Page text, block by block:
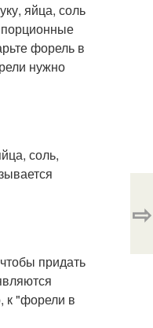
яйца, соль
порционные
форель в
нужно
соль,
придать
к "форели в
⇨